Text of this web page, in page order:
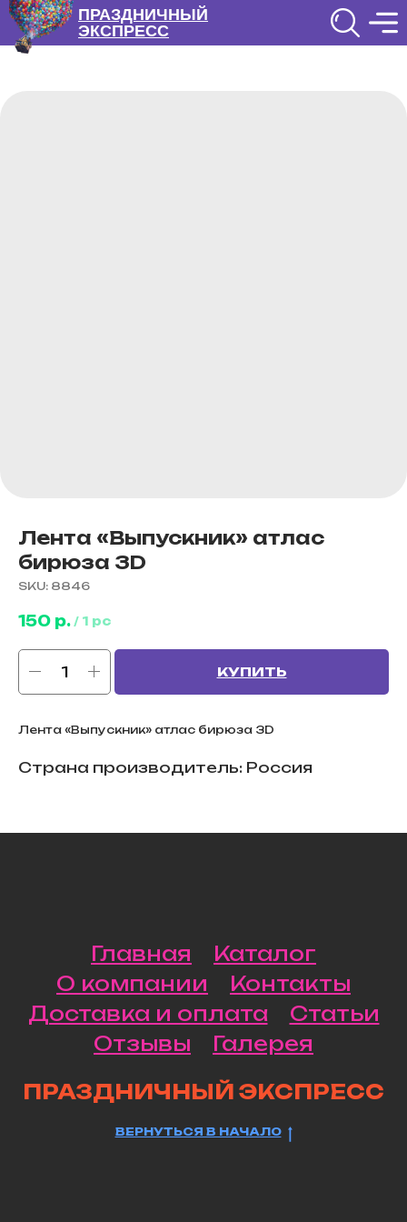
ПРАЗДНИЧНЫЙ
ЭКСПРЕСС
Лента «Выпускник» атлас
бирюза 3D
SKU: 8846
150 р. / 1 pc
КУПИТЬ
Лента «Выпускник» атлас бирюза 3D
Страна производитель: Россия
Главная
Каталог
О компании
Контакты
Доставка и оплата
Статьи
Отзывы
Галерея
ПРАЗДНИЧНЫЙ ЭКСПРЕСС
ВЕРНУТЬСЯ В НАЧАЛО